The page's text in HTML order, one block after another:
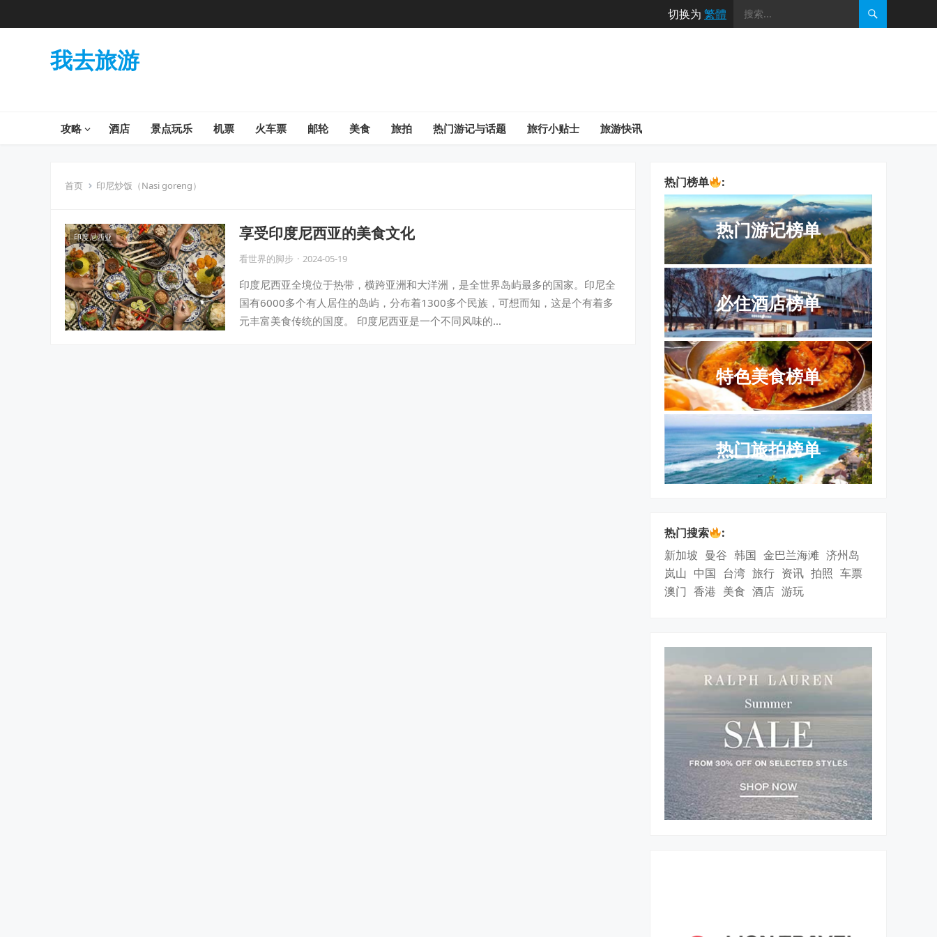
切换为 繁體
我去旅游
攻略 酒店 景点玩乐 机票 火车票 邮轮 美食 旅拍 热门游记与话题 旅行小贴士 旅游快讯
首页 印尼炒饭（Nasi goreng）
印度尼西亚 享受印度尼西亚的美食文化
看世界的脚步 · 2024-05-19
印度尼西亚全境位于热带，横跨亚洲和大洋洲，是全世界岛屿最多的国家。印尼全
国有6000多个有人居住的岛屿，分布着1300多个民族，可想而知，这是个有着多
元丰富美食传统的国度。 印度尼西亚是一个不同风味的…
热门榜单 :
热门游记榜单
必住酒店榜单
特色美食榜单
热门旅拍榜单
热门搜索
:
新加坡 曼谷 韩国 金巴兰海滩 济州岛
岚山 中国 台湾 旅行 资讯 拍照 车票
澳门 香港 美食 酒店 游玩